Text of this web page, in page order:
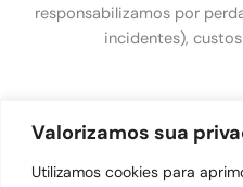
Valorizamos sua
Utilizamos cookies para
responsabilizamos por
incidentes),